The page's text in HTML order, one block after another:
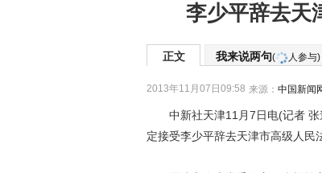
李少平辞去天
正文 我来说两句( 人参与)
2013年11月07日09:58 来源： 中国新闻
中新社天津11月7日电(记者 张
定接受李少平辞去天津市高级人民